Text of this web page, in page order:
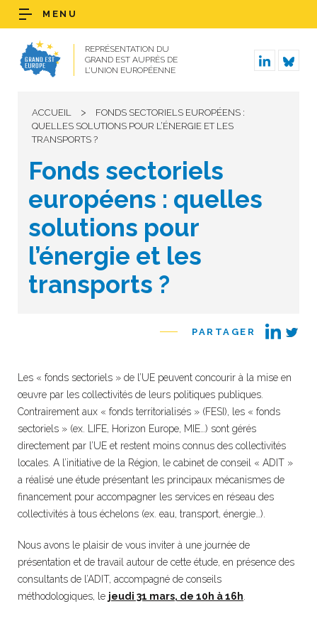
REPRÉSENTATION DU
GRAND EST AUPRÈS DE
L’UNION EUROPÉENNE
MENU
ACCUEIL >
FONDS SECTORIELS EUROPÉENS :
QUELLES SOLUTIONS POUR L’ÉNERGIE ET LES
TRANSPORTS ?
Fonds sectoriels
européens : quelles
solutions pour
l’énergie et les
transports ?
PARTAGER
Les « fonds sectoriels » de l’UE peuvent concourir à la mise en
œuvre par les collectivités de leurs politiques publiques.
Contrairement aux « fonds territorialisés » (FESI), les « fonds
sectoriels » (ex. LIFE, Horizon Europe, MIE…) sont gérés
directement par l’UE et restent moins connus des collectivités
locales. A l’initiative de la Région, le cabinet de conseil « ADIT »
a réalisé une étude présentant les principaux mécanismes de
financement pour accompagner les services en réseau des
collectivités à tous échelons (ex. eau, transport, énergie…).
Nous avons le plaisir de vous inviter à une journée de
présentation et de travail autour de cette étude, en présence des
consultants de l’ADIT, accompagné de conseils
méthodologiques, le jeudi 31 mars, de 10h à 16h